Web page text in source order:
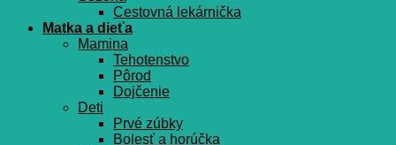
Cestovná lekárnička
Matka a dieťa
Mamina
Tehotenstvo
Pôrod
Dojčenie
Deti
Prvé zúbky
Bolesť a horúčka